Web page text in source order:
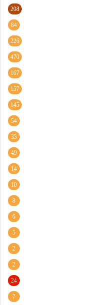
208
84
226
470
167
157
145
54
33
49
14
10
8
6
5
2
2
24
7